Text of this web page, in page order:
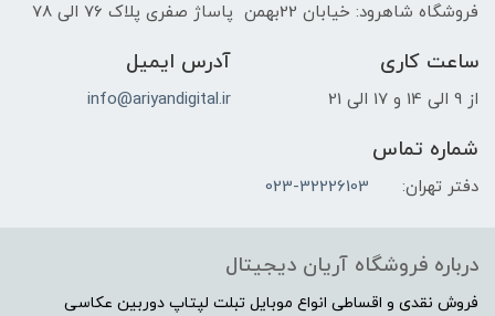
فروشگاه شاهرود: خیابان 22بهمن پاساژ صفری پلاک 76 الی 78
ساعت کاری
از 9 الی 14 و 17 الی 21
آدرس ایمیل
info@ariyandigital.ir
شماره تماس
دفتر تهران: 023-32226103
درباره فروشگاه آریان دیجیتال
فروش نقدی و اقساطی انواع موبایل تبلت لپتاپ دوربین عکاسی